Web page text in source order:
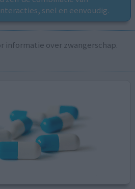
snel en eenvoudig.
informatie over zwangerschap.